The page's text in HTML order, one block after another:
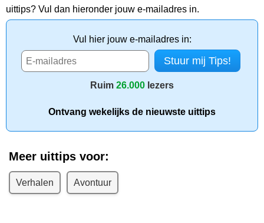
uittips? Vul dan hieronder jouw e-mailadres in.
Vul hier jouw e-mailadres in:
Ruim 26.000 lezers
Ontvang wekelijks de nieuwste uittips
Meer uittips voor:
Verhalen Avontuur